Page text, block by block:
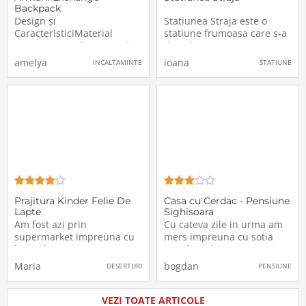
Backpack
952336CC12429634
Design și
CaracteristiciMaterial
Premium: Confecționat din
poliester de înaltă calitate,
acest rucsac oferă
durabilitate și rezistență la
amelya INCALTAMINTE
Statiunea Straja este o
statiune frumoasa care s-a
dezvoltat intr-un timp
relativ scurt. In statiune se
poate ajunge si cu masina
dar si cu
ioana STATIUNE
Prajitura Kinder Felie De
Lapte
Am fost azi prin
supermarket impreuna cu
baiatul meu si am trecut pe
langa standul cu produse
Kinder, prajitura Kinder
Felie De Lapte facand cei
mai dulci ochi pentru
Maria DESERTURI
Casa cu Cerdac - Pensiune
Sighisoara
Cu cateva zile in urma am
mers impreuna cu sotia
mea la Sighisoara pentru a
vizita, deoarece nu am fost
niciodata in acest
municipiu al judetului
Mures, mai ales ca ne-au
bogdan PENSIUNE
VEZI TOATE ARTICOLE